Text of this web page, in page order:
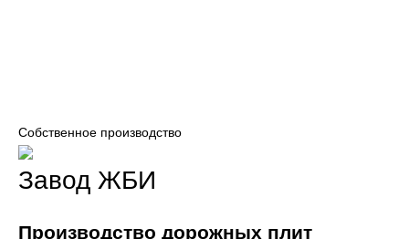
Собственное производство
Завод ЖБИ
Производство дорожных плит